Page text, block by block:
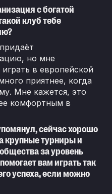
с богатой
клуб тебе
но мне
в европейской
приятнее, когда
Мне кажется, это
комфортным в
сейчас хорошо
крупные турниры и
за уровень
вам играть так
успеха, если можно